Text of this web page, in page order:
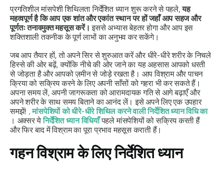
प्रगतिशील मांसपेशी शिथिलता निर्देशित ध्यान शुरू करने से पहले,यह
महत्वपूर्ण है कि आप एक शांत और एकांत स्थान पर हों जहाँ आप सहज और
पूर्णतः तनावमुक्त महसूस करें। इससे अभ्यास बेहतर होगा और आप इस
शक्तिशाली तकनीक के पूर्ण लाभों का अनुभव कर सकेंगे।
जब आप तैयार हों, तो अपने सिर से शुरुआत करें और धीरे-धीरे शरीर के निचले
हिस्से की ओर बढ़ें, क्योंकि नीचे की ओर जाने का यह अहसास आपको धरती
से जोड़ता है और आपको ज़मीन से जोड़े रखता है। आप विश्राम और पाचन
क्रिया को सक्रिय करने के लिए अपनी साँसों को गहरा भी कर सकते हैं।
अपना समय लें, अपनी जागरूकता को आरामदायक गति से आगे बढ़ाएँ और
अपने शरीर के साथ समय बिताने का आनंद लें। इसे अपने लिए एक उपहार
समझें! , मांसपेशियों को धीरे-धीरे शिथिल करने वाली निर्देशित ध्यान विधि का
। अक्सर येनिर्देशित ध्यान विधियाँपहले मांसपेशियों को सक्रिय करती हैं
और फिर बाद में विश्राम का पूरा प्रभाव महसूस कराती हैं।
गहन विश्राम के लिए निर्देशित ध्यान